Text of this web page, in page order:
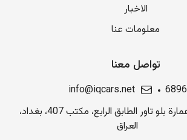
الاخبار
معلومات عنا
تواصل معنا
6896
info@iqcars.net
شارع الرواد، عمارة بلو تاور الطابق الرابع، مكتب 407، بغداد،
العراق